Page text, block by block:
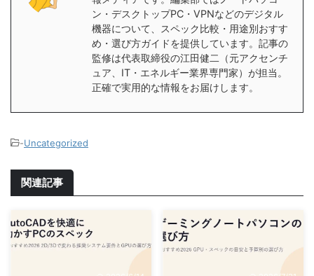
ン・デスクトップPC・VPNなどのデジタル
機器について、スペック比較・用途別おすす
め・選び方ガイドを提供しています。記事の
監修は代表取締役の江田健二（元アクセンチ
ュア、IT・エネルギー業界専門家）が担当。
正確で実用的な情報をお届けします。
-Uncategorized
関連記事